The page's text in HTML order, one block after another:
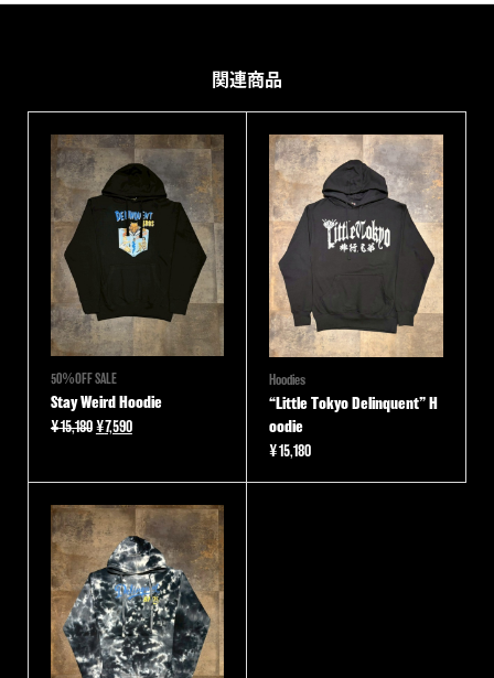
関連商品
50％OFF SALE
Stay Weird Hoodie
¥15,180元
は
¥15,180
で
し
た。
¥7,590現
格
は
¥7,590
で
す。
Hoodies
“Little Tokyo Delinquent” H
oodie
¥15,180